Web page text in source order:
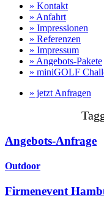
» Kontakt
» Anfahrt
» Impressionen
» Referenzen
» Impressum
» Angebots-Pakete
» miniGOLF
» jetzt Anfragen
Angebots-Anfrage
Outdoor
Firmenevent